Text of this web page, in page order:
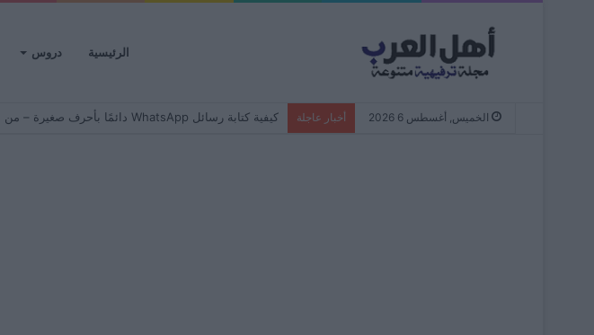
الرئيسية دروس
الخميس, أغسطس 6 2026 أخبار عاجلة كيفية كتابة رسائل WhatsApp دائمًا بأحرف صغيرة – من البداية إلى النهاية